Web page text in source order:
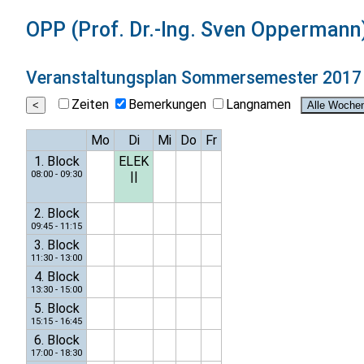
OPP (Prof. Dr.-Ing. Sven
Veranstaltungsplan Sommersemester 2017
Zeiten Bemerkungen Langnamen
Mo Di Mi Do
Fr
1. Block
08:00 - 09:30
ELEK
2. Block
09:45 - 11:15
3. Block
11:30 - 13:00
4. Block
13:30 - 15:00
5. Block
15:15 - 16:45
6. Block
17:00 - 18:30